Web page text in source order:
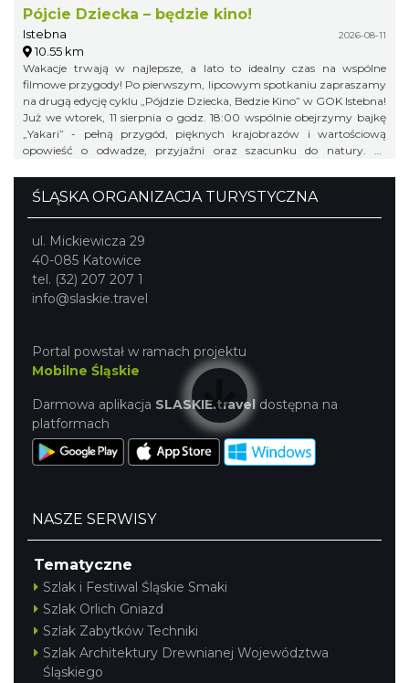
Pójcie Dziecka – będzie kino!
Istebna 2026-08-11
10.55 km
Wakacje trwają w najlepsze, a lato to idealny czas na wspólne
filmowe przygody! Po pierwszym, lipcowym spotkaniu zapraszamy
na drugą edycję cyklu „Pójdzie Dziecka, Bedzie Kino” w GOK Istebna!
Już we wtorek, 11 sierpnia o godz. 18:00 wspólnie obejrzymy bajkę
„Yakari” - pełną przygód, pięknych krajobrazów i wartościową
opowieść o odwadze, przyjaźni oraz szacunku do natury. To
Zapraszamy na bajkę i... popcorn! Na wszystkich uczestników
będzie czekał kinowy poczęstunek. Gminny Ośrodek Kultury w
zapisy pod numerem telefonu: 791 452 222. Liczba miejsc jest
ograniczona, dlatego zachęcamy do wcześniejszych zapisów.
ŚLĄSKA ORGANIZACJA TURYSTYCZNA
ul. Mickiewicza 29
40-085 Katowice
tel. (32) 207 207 1
info@slaskie.travel
Portal powstał w ramach projektu
Mobilne Śląskie
Darmowa aplikacja SLASKIE.travel dostępna na
platformach
NASZE SERWISY
Tematyczne
Szlak i Festiwal Śląskie Smaki
Szlak Orlich Gniazd
Szlak Zabytków Techniki
Szlak Architektury Drewnianej Województwa
Śląskiego